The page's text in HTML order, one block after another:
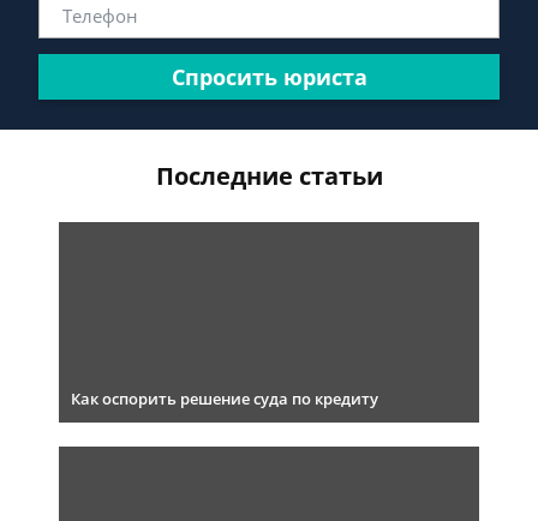
Спросить юриста
Последние статьи
Как оспорить решение суда по кредиту